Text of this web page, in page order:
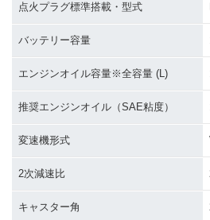
点火プラグ標準搭載・型式
バッテリー容量
エンジンオイル容量※全容量 (L)
推奨エンジンオイル（SAE粘度）
変速機形式
2次減速比
キャスター角